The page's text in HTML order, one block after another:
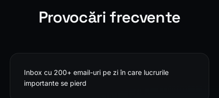
Provocări frecvente
Inbox cu 200+ email-uri pe zi în care lucrurile
importante se pierd